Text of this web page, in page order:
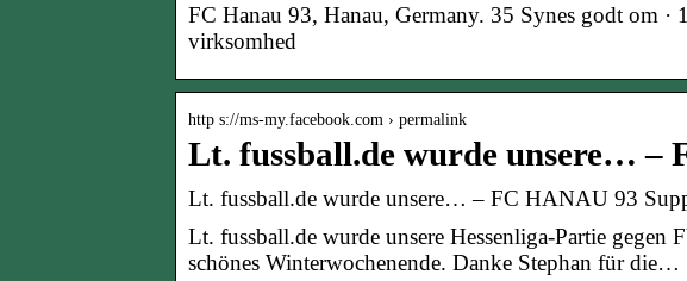
FC Hanau 93, Hanau, Germany. 35 Synes godt om ·
virksomhed
http s://ms-my.facebook.com › permalink
Lt. fussball.de wurde unsere… –
Lt. fussball.de wurde unsere… – FC HANAU 93
Lt. fussball.de wurde unsere Hessenliga-Partie
schönes Winterwochenende. Danke Stephan für die…